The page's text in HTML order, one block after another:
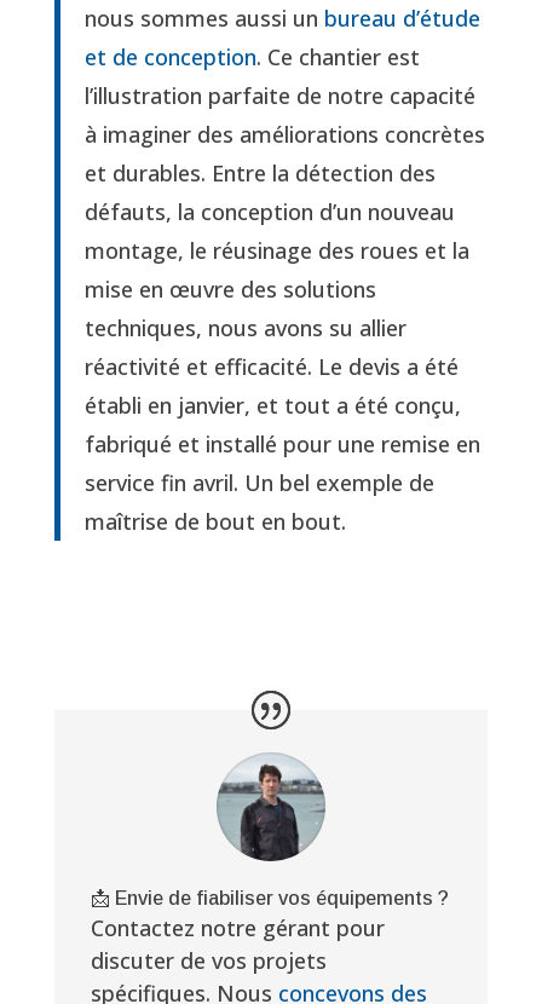
nous sommes aussi un bureau d’étude
et de conception. Ce chantier est
l’illustration parfaite de notre capacité
à imaginer des améliorations concrètes
et durables. Entre la détection des
défauts, la conception d’un nouveau
montage, le réusinage des roues et la
mise en œuvre des solutions
techniques, nous avons su allier
réactivité et efficacité. Le devis a été
établi en janvier, et tout a été conçu,
fabriqué et installé pour une remise en
service fin avril. Un bel exemple de
maîtrise de bout en bout.
📩 Envie de fiabiliser vos équipements ?
Contactez notre gérant pour
discuter de vos projets
spécifiques. Nous concevons des